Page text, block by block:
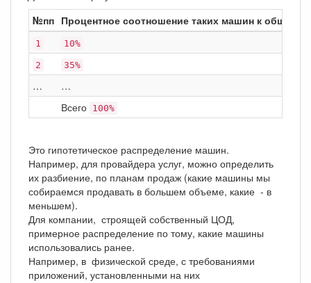
№пп Процентное соотношение таких машин к общему
1 10%
2 35%
…
…
Всего 100%
Это гипотетическое распределение машин.
Например, для провайдера услуг, можно определить
их разбиение, по планам продаж (какие машины мы
собираемся продавать в большем объеме, какие - в
меньшем).
Для компании, строящей собственный ЦОД,
примерное распределение по тому, какие машины
использовались ранее.
Например, в физической среде, с требованиями
приложений, установленными на них